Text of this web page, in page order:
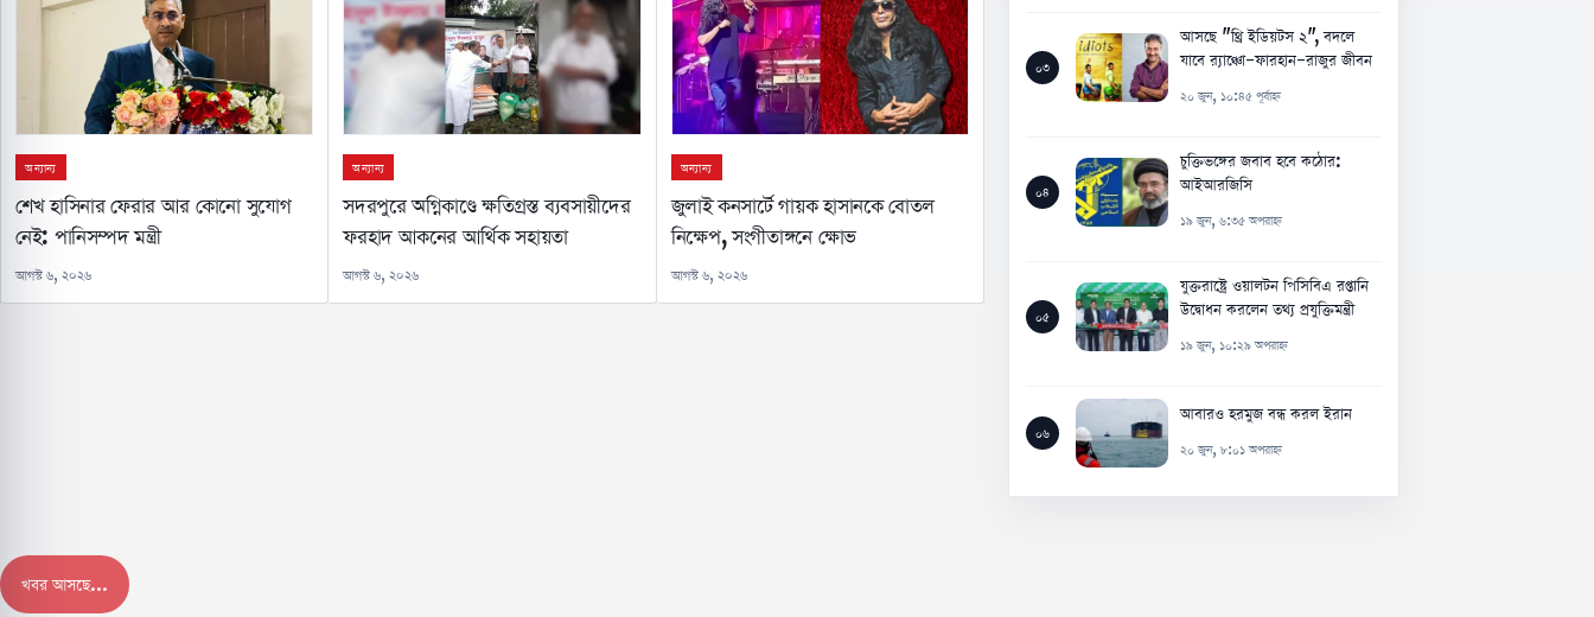
অন্যান্য
শেখ হাসিনার ফেরার আর কোনো সুযোগ
নেই: পানিসম্পদ মন্ত্রী
আগস্ট ৬, ২০২৬
অন্যান্য
সদরপুরে অগ্নিকাণ্ডে ক্ষতিগ্রস্ত ব্যবসায়ীদের
ফরহাদ আকনের আর্থিক সহায়তা
আগস্ট ৬, ২০২৬
অন্যান্য
জুলাই কনসার্টে গায়ক হাসানকে বোতল
নিক্ষেপ, সংগীতাঙ্গনে ক্ষোভ
আগস্ট ৬, ২০২৬
০৩
আসছে "থ্রি ইডিয়টস ২", বদলে
যাবে র‍্যাঞ্চো-ফারহান-রাজুর জীবন
২০ জুন, ১০:৪৫ পূর্বাহ্ন
০৪
চুক্তিভঙ্গের জবাব হবে কঠোর:
আইআরজিসি
১৯ জুন, ৬:৩৫ অপরাহ্ন
০৫
যুক্তরাষ্ট্রে ওয়ালটন পিসিবিএ রপ্তানি
উদ্বোধন করলেন তথ্য প্রযুক্তিমন্ত্রী
১৯ জুন, ১০:২৯ অপরাহ্ন
০৬
আবারও হরমুজ বন্ধ করল ইরান
২০ জুন, ৮:০১ অপরাহ্ন